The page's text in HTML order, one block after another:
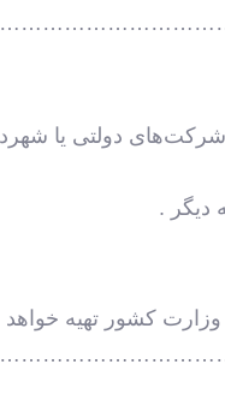
دولتی یا
دیگر .
کشور تهیه